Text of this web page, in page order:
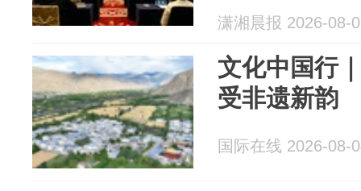
潇湘晨报 2026-08-
文化中国行
受非遗新韵
国际在线 2026-08-